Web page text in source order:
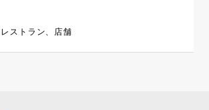
レストラン、店舗